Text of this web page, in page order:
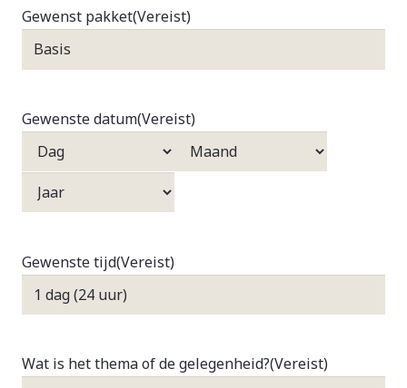
Gewenst pakket(Vereist)
Gewenste datum(Vereist)
Dag
Maand
Jaar
Gewenste tijd(Vereist)
Wat is het thema of de gelegenheid?(Vereist)